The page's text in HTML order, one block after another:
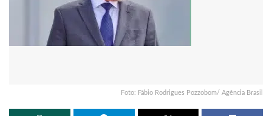
Foto: Fábio Rodrigues Pozzobom/ Agência Brasil